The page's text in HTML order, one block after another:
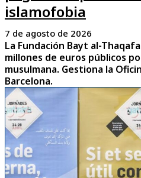
islamofobia
7 de agosto de 2026
La Fundación Bayt al-
millones de euros públicos
musulmana. Gestiona la
Barcelona.